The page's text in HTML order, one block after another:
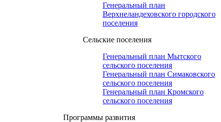
Генеральный план
Верхнеландеховского городского
поселения
Сельские поселения
Генеральный план Мытского
сельского поселения
Генеральный план Симаковского
сельского поселения
Генеральный план Кромского
сельского поселения
Программы развития